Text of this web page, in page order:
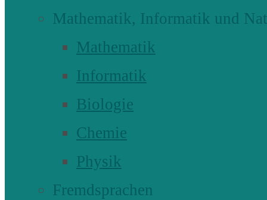
Mathematik, Informatik und
Mathematik
Informatik
Biologie
Chemie
Physik
Fremdsprachen